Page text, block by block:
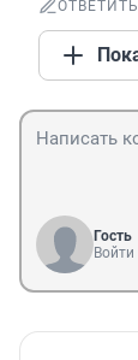
ОТВЕТИТЬ
Гость
Войти